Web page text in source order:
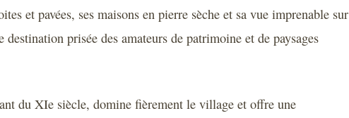
et pavées, ses maisons en pierre sèche et sa vue imprenable sur
prisée des amateurs de patrimoine et de paysages
du XIe siècle, domine fièrement le village et offre une